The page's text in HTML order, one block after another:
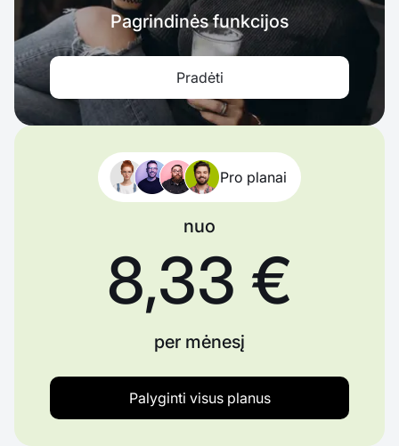
Pagrindinės funkcijos
Pradėti
Pro planai
nuo
8,33 €
per mėnesį
Palyginti visus planus